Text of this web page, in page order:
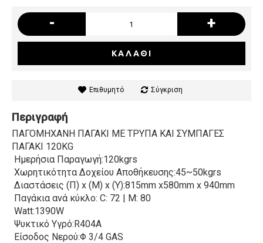
- +
ΚΑΛΆΘΙ
Επιθυμητό Σύγκριση
Περιγραφή
ΠΑΓΟΜΗΧΑΝΗ ΠΑΓΑΚΙ ΜΕ ΤΡΥΠΑ ΚΑΙ ΣΥΜΠΑΓΕΣ
ΠΑΓΑΚΙ 120KG
Ημερήσια Παραγωγή:120kgrs
Χωρητικότητα Δοχείου Αποθήκευσης:45~50kgrs
Διαστάσεις (Π) x (Μ) x (Υ):815mm x580mm x 940mm
Παγάκια ανά κύκλο: C: 72 | M: 80
Watt:1390W
Ψυκτικό Υγρό:R404A
Είσοδος Νερού:Φ 3/4 GAS